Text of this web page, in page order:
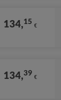
134,15 €
134,39 €